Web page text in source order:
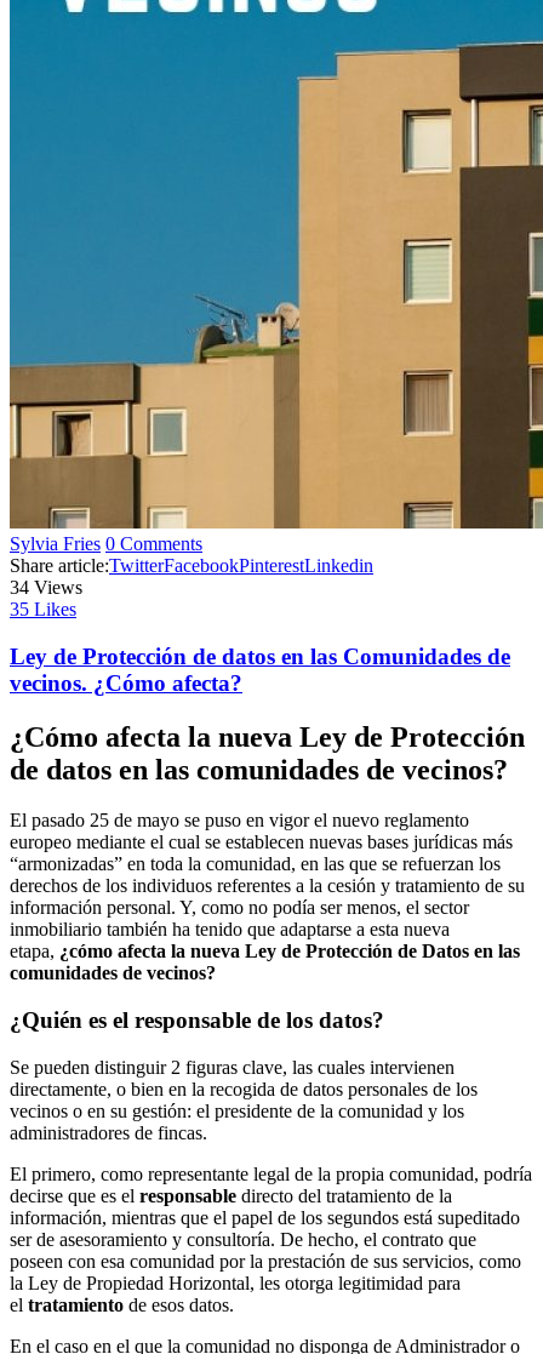
Sylvia Fries 0 Comments
Share article:TwitterFacebookPinterestLinkedin
34 Views
35 Likes
Ley de Protección de datos en las Comunidades de
vecinos. ¿Cómo afecta?
¿Cómo afecta la nueva Ley de Protección
de datos en las comunidades de vecinos?
El pasado 25 de mayo se puso en vigor el nuevo reglamento
europeo mediante el cual se establecen nuevas bases jurídicas más
“armonizadas” en toda la comunidad, en las que se refuerzan los
derechos de los individuos referentes a la cesión y tratamiento de su
información personal. Y, como no podía ser menos, el sector
inmobiliario también ha tenido que adaptarse a esta nueva
etapa, ¿cómo afecta la nueva Ley de Protección de Datos en las
comunidades de vecinos?
¿Quién es el responsable de los datos?
Se pueden distinguir 2 figuras clave, las cuales intervienen
directamente, o bien en la recogida de datos personales de los
vecinos o en su gestión: el presidente de la comunidad y los
administradores de fincas.
El primero, como representante legal de la propia comunidad, podría
decirse que es el responsable directo del tratamiento de la
información, mientras que el papel de los segundos está supeditado
ser de asesoramiento y consultoría. De hecho, el contrato que
poseen con esa comunidad por la prestación de sus servicios, como
la Ley de Propiedad Horizontal, les otorga legitimidad para
el tratamiento de esos datos.
En el caso en el que la comunidad no disponga de Administrador o